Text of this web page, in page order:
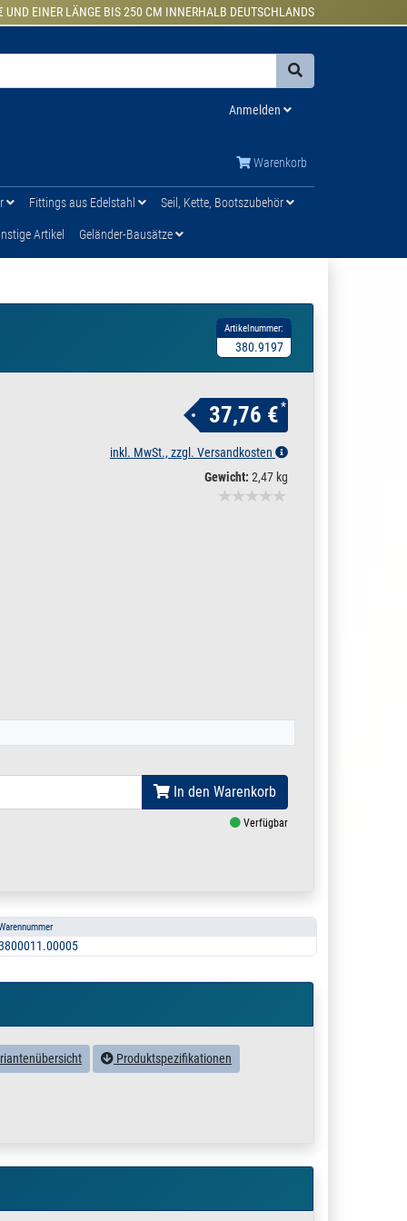
EINER LÄNGE BIS 250 CM INNERHALB DEUTSCHLANDS
Anmelden
Warenkorb
Fittings aus Edelstahl Seil, Kette, Bootszubehör
Artikel Geländer-Bausätze
Artikelnummer:
380.9197
37,76 €*
inkl. MwSt., zzgl. Versandkosten
Gewicht: 2,47 kg
In den Warenkorb
Verfügbar
Produktspezifikationen